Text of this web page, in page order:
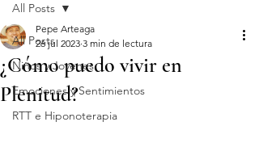
All Posts
Niños y Jovenes
Emociones y Sentimientos
RTT e Hiponoterapia
All Posts
¿Cómo puedo vivir en
Plenitud?
Pepe Arteaga
26 jul 2023 3 min de lectura